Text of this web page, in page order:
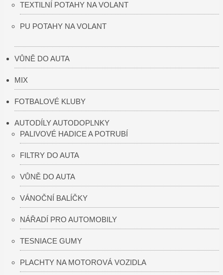
TEXTILNÍ POTAHY NA VOLANT
PU POTAHY NA VOLANT
VŮNĚ DO AUTA
MIX
FOTBALOVÉ KLUBY
AUTODÍLY AUTODOPLNKY
PALIVOVÉ HADICE A POTRUBÍ
FILTRY DO AUTA
VŮNĚ DO AUTA
VÁNOČNÍ BALÍČKY
NÁŘADÍ PRO AUTOMOBILY
TESNIACE GUMY
PLACHTY NA MOTOROVÁ VOZIDLA